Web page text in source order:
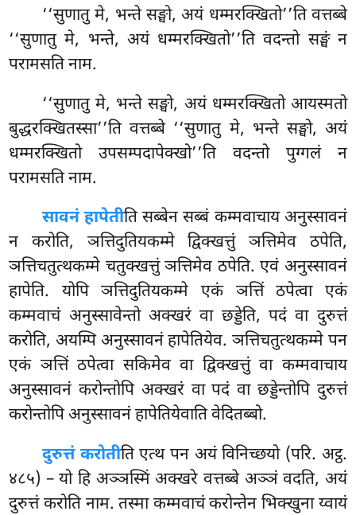
‘‘सुणातुमे, भन्ते सङ्घो, अयं धम्मरक्खितो’’ति वत्तब्बे
‘‘सुणातु मे, भन्ते, अयं धम्मरक्खितो’’ति वदन्तो सङ्घं न
परामसति नाम.
‘‘सुणातु मे, भन्ते सङ्घो, अयं धम्मरक्खितो आयस्मतो
बुद्धरक्खितस्सा’’ति वत्तब्बे ‘‘सुणातु मे, भन्ते सङ्घो, अयं
धम्मरक्खितो उपसम्पदापेक्खो’’ति वदन्तो पुग्गलं न
परामसति नाम.
सावनं हापेतीति सब्बेन सब्बं कम्मवाचाय अनुस्सावनं
न करोति, ञत्तिदुतियकम्मे द्विक्खत्तुं ञत्तिमेव ठपेति,
ञत्तिचतुत्थकम्मे चतुक्खत्तुं ञत्तिमेव ठपेति. एवं अनुस्सावनं
हापेति. योपि ञत्तिदुतियकम्मे एकं ञत्तिं ठपेत्वा एकं
कम्मवाचं अनुस्सावेन्तो अक्खरं वा छड्डेति, पदं वा दुरुत्तं
करोति, अयम्पि अनुस्सावनं हापेतियेव. ञत्तिचतुत्थकम्मे पन
एकं ञत्तिं ठपेत्वा सकिमेव वा द्विक्खत्तुं वा कम्मवाचाय
अनुस्सावनं करोन्तोपि अक्खरं वा पदं वा छड्डेन्तोपि दुरुत्तं
करोन्तोपि अनुस्सावनं हापेतियेवाति वेदितब्बो.
दुरुत्तं करोतीति एत्थ पन अयं विनिच्छयो (परि. अट्ठ.
४८५) – यो हि अञ्ञस्मिं अक्खरे वत्तब्बे अञ्ञं वदति, अयं
दुरुत्तं करोति नाम. तस्मा कम्मवाचं करोन्तेन भिक्खुना य्वायं